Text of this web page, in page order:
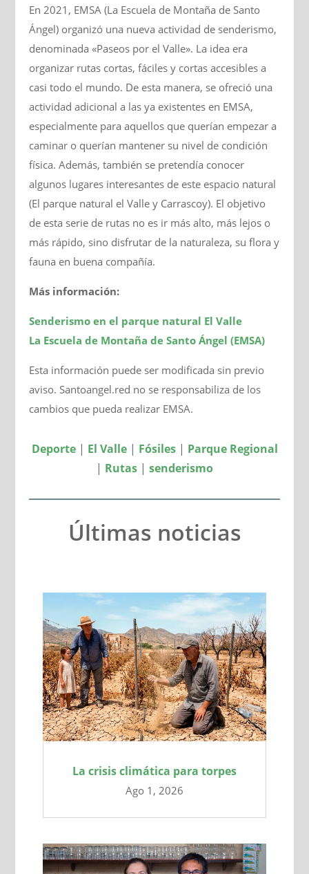
En 2021, EMSA (La Escuela de Montaña de Santo
Ángel) organizó una nueva actividad de senderismo,
denominada «Paseos por el Valle». La idea era
organizar rutas cortas, fáciles y cortas accesibles a
casi todo el mundo. De esta manera, se ofreció una
actividad adicional a las ya existentes en EMSA,
especialmente para aquellos que querían empezar a
caminar o querían mantener su nivel de condición
física. Además, también se pretendía conocer
algunos lugares interesantes de este espacio natural
(El parque natural el Valle y Carrascoy). El objetivo
de esta serie de rutas no es ir más alto, más lejos o
más rápido, sino disfrutar de la naturaleza, su flora y
fauna en buena compañía.
Más información:
Senderismo en el parque natural El Valle
La Escuela de Montaña de Santo Ángel (EMSA)
Esta información puede ser modificada sin previo
aviso. Santoangel.red no se responsabiliza de los
cambios que pueda realizar EMSA.
Deporte| El Valle| Fósiles| Parque Regional
| Rutas | senderismo
Últimas noticias
La crisis climática para torpes
Ago 1, 2026